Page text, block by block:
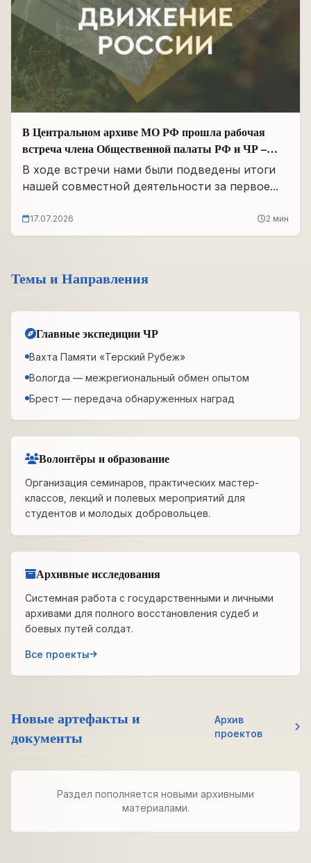
В Центральном архиве МО РФ прошла рабочая
встреча члена Общественной палаты РФ и ЧР –
Руководителя Регионального отделения «Поисковое
движение России» в ЧР Иса Сардалов с
Панковым
В ходе встречи нами были подведены итоги
нашей совместной деятельности за первое...
17.07.2026 2 мин
Темы и Направления
Главные экспедиции ЧР
Вахта Памяти «Терский Рубеж»
Вологда — межрегиональный обмен опытом
Брест — передача обнаруженных наград
Волонтёры и образование
Организация семинаров, практических мастер-
классов, лекций и полевых мероприятий для
студентов и молодых добровольцев.
Архивные исследования
Системная работа с государственными и личными
архивами для полного восстановления судеб и
боевых путей солдат.
Все проекты
Новые артефакты и
документы
Архив
проектов
Раздел пополняется новыми архивными
материалами.